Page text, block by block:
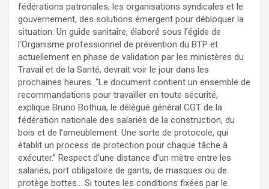
fédérations patronales, les organisations syndicales et le
gouvernement, des solutions émergent pour débloquer la
situation. Un guide sanitaire, élaboré sous l’égide de
l’Organisme professionnel de prévention du BTP et
actuellement en phase de validation par les ministères du
Travail et de la Santé, devrait voir le jour dans les
prochaines heures. “Le document contient un ensemble de
recommandations pour travailler en toute sécurité,
explique Bruno Bothua, le délégué général CGT de la
fédération nationale des salariés de la construction, du
bois et de l’ameublement. Une sorte de protocole, qui
établit un process de protection pour chaque tâche à
exécuter.” Respect d’une distance d’un mètre entre les
salariés, port obligatoire de gants, de masques ou de
protège bottes… Si toutes les conditions fixées par le